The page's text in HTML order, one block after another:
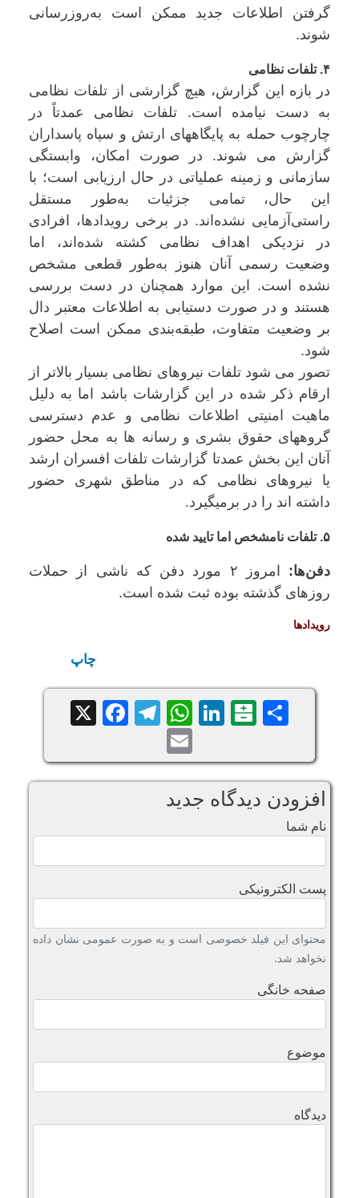
گرفتن اطلاعات جدید ممکن است به‌روزرسانی
شوند.
در بازه این گزارش، هیچ گزارشی از تلفات نظامی
به دست نیامده است. تلفات نظامی عمدتاً در
چارچوب حمله به پایگاههای ارتش و سپاه پاسداران
گزارش می شوند. در صورت امکان، وابستگی
سازمانی و زمینه عملیاتی در حال ارزیابی است؛ با
این حال، تمامی جزئیات به‌طور مستقل
راستی‌آزمایی نشده‌اند. در برخی رویدادها، افرادی
در نزدیکی اهداف نظامی کشته شده‌اند، اما
وضعیت رسمی آنان هنوز به‌طور قطعی مشخص
نشده است. این موارد همچنان در دست بررسی
هستند و در صورت دستیابی به اطلاعات معتبر دال
بر وضعیت متفاوت، طبقه‌بندی ممکن است اصلاح
شود.
تصور می شود تلفات نیروهای نظامی بسیار بالاتر از
ارقام ذکر شده در این گزارشات باشد اما به دلیل
ماهیت امنیتی اطلاعات نظامی و عدم دسترسی
گروههای حقوق بشری و رسانه ها به محل حضور
آنان این بخش عمدتا گزارشات تلفات افسران ارشد
یا نیروهای نظامی که در مناطق شهری حضور
داشته اند را در برمیگیرد.
دفن‌ها:
امروز ۲ مورد دفن که ناشی از حملات
روزهای گذشته بوده ثبت شده است.
رویدادها
چاپ
Share
Balatarin
LinkedIn
WhatsApp
Telegram
Facebook
X
Email
افزودن دیدگاه جدید
نام شما
پست الکترونیکی
محتوای این فیلد خصوصی است و به صورت عمومی نشان داده
نخواهد شد.
صفحه خانگی
موضوع
دیدگاه